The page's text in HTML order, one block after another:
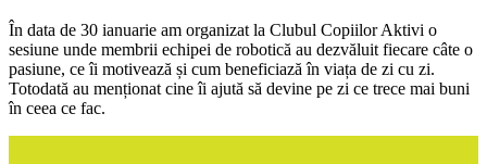
În data de 30 ianuarie am organizat la Clubul Copiilor Aktivi o
sesiune unde membrii echipei de robotică au dezvăluit fiecare câte o
pasiune, ce îi motivează și cum beneficiază în viața de zi cu zi.
Totodată au menționat cine îi ajută să devine pe zi ce trece mai buni
în ceea ce fac.